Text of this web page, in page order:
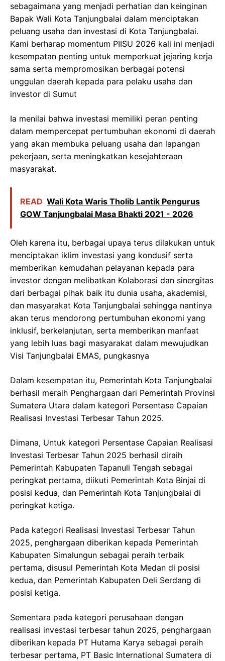
sebagaimana yang menjadi perhatian dan keinginan
Bapak Wali Kota Tanjungbalai dalam menciptakan
peluang usaha dan investasi di Kota Tanjungbalai.
Kami berharap momentum PIISU 2026 kali ini menjadi
kesempatan penting untuk memperkuat jejaring kerja
sama serta mempromosikan berbagai potensi
unggulan daerah kepada para pelaku usaha dan
investor di Sumut
Ia menilai bahwa investasi memiliki peran penting
dalam mempercepat pertumbuhan ekonomi di daerah
yang akan membuka peluang usaha dan lapangan
pekerjaan, serta meningkatkan kesejahteraan
masyarakat.
READ Wali Kota Waris Tholib Lantik Pengurus
GOW Tanjungbalai Masa Bhakti 2021 - 2026
Oleh karena itu, berbagai upaya terus dilakukan untuk
menciptakan iklim investasi yang kondusif serta
memberikan kemudahan pelayanan kepada para
investor dengan melibatkan Kolaborasi dan sinergitas
dari berbagai pihak baik itu dunia usaha, akademisi,
dan masyarakat Kota Tanjungbalai sehingga nantinya
akan terus mendorong pertumbuhan ekonomi yang
inklusif, berkelanjutan, serta memberikan manfaat
yang lebih luas bagi masyarakat dalam mewujudkan
Visi Tanjungbalai EMAS, pungkasnya
Dalam kesempatan itu, Pemerintah Kota Tanjungbalai
berhasil meraih Penghargaan dari Pemerintah Provinsi
Sumatera Utara dalam kategori Persentase Capaian
Realisasi Investasi Terbesar Tahun 2025.
Dimana, Untuk kategori Persentase Capaian Realisasi
Investasi Terbesar Tahun 2025 berhasil diraih
Pemerintah Kabupaten Tapanuli Tengah sebagai
peringkat pertama, diikuti Pemerintah Kota Binjai di
posisi kedua, dan Pemerintah Kota Tanjungbalai di
peringkat ketiga.
Pada kategori Realisasi Investasi Terbesar Tahun
2025, penghargaan diberikan kepada Pemerintah
Kabupaten Simalungun sebagai peraih terbaik
pertama, disusul Pemerintah Kota Medan di posisi
kedua, dan Pemerintah Kabupaten Deli Serdang di
posisi ketiga.
Sementara pada kategori perusahaan dengan
realisasi investasi terbesar tahun 2025, penghargaan
diberikan kepada PT Hutama Karya sebagai peraih
terbesar pertama, PT Basic International Sumatera di